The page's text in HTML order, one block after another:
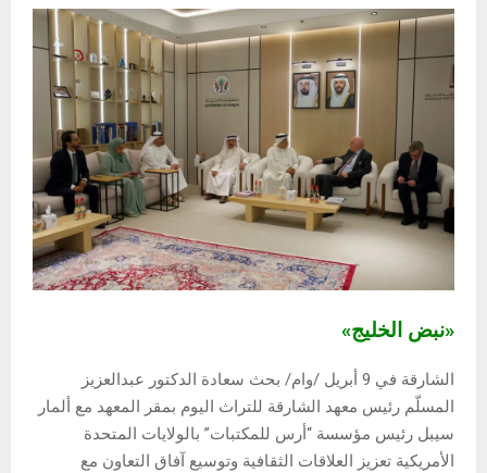
«نبض الخليج»
الشارقة في 9 أبريل /وام/ بحث سعادة الدكتور عبدالعزيز
المسلّم رئيس معهد الشارقة للتراث اليوم بمقر المعهد مع ألمار
سيبل رئيس مؤسسة “أرس للمكتبات” بالولايات المتحدة
الأمريكية تعزيز العلاقات الثقافية وتوسيع آفاق التعاون مع